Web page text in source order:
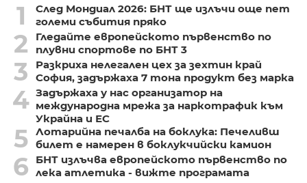
1
След Мондиал 2026: БНТ ще излъчи още пет
големи събития пряко
2
Гледайте европейското първенство по
плувни спортове по БНТ 3
3
Разкриха нелегален цех за зехтин край
София, задържаха 7 тона продукт без марка
4 Задържаха у нас организатор на
международна мрежа за наркотрафик към
Украйна и ЕС
5 Лотарийна печалба на боклука: Печеливш
билет е намерен в боклукчийски камион
6
БНТ излъчва европейското първенство по
лека атлетика - вижте програмата